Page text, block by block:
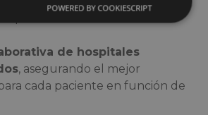
de hospitales
, asegurando el mejor
cada paciente en función de
POWERED BY COOKIESCRIPT